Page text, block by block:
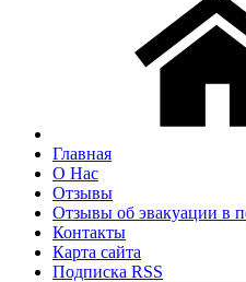
Главная
О Нас
Отзывы
Отзывы об эвакуации в
Контакты
Карта сайта
Подписка RSS